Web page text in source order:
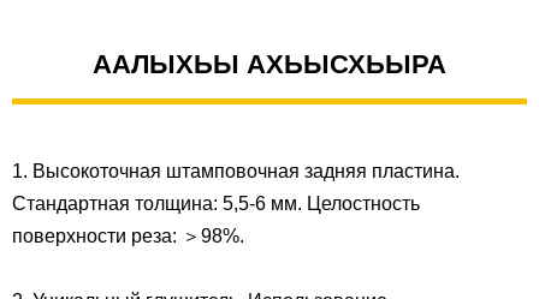
ААЛЫХЬЫ АХЬЫСХЬЫРА
1. Высокоточная штамповочная задняя пластина.
Стандартная толщина: 5,5-6 мм. Целостность
поверхности реза: ＞98%.